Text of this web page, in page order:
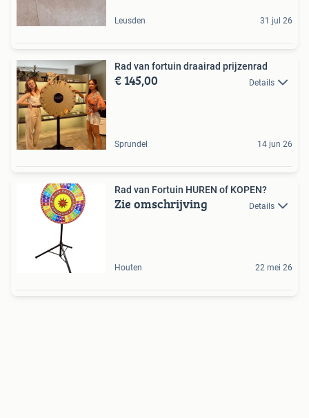
Leusden 31 jul 26
Rad van fortuin draairad prijzenrad
€ 145,00 Details
Sprundel 14 jun 26
Rad van Fortuin HUREN of KOPEN?
Zie omschrijving Details
Houten 22 mei 26